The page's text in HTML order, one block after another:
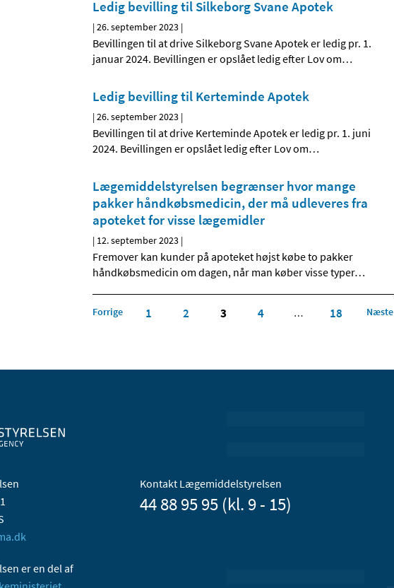
Ledig bevilling til Silkeborg Svane Apotek
|26. september 2023 |
Bevillingen til at drive Silkeborg Svane Apotek er ledig pr. 1.
januar 2024. Bevillingen er opslået ledig efter Lov om…
Ledig bevilling til Kerteminde Apotek
|26. september 2023 |
Bevillingen til at drive Kerteminde Apotek er ledig pr. 1. juni
2024. Bevillingen er opslået ledig efter Lov om…
Lægemiddelstyrelsen begrænser hvor mange
pakker håndkøbsmedicin, der må udleveres fra
apoteket for visse lægemidler
| 12. september 2023 |
Fremover kan kunder på apoteket højst købe to pakker
håndkøbsmedicin om dagen, når man køber visse typer…
Forrige 1 2 3 4 … 18 Næste
er en del af
Kontakt Lægemiddelstyrelsen
44 88 95 95 (kl. 9 - 15)